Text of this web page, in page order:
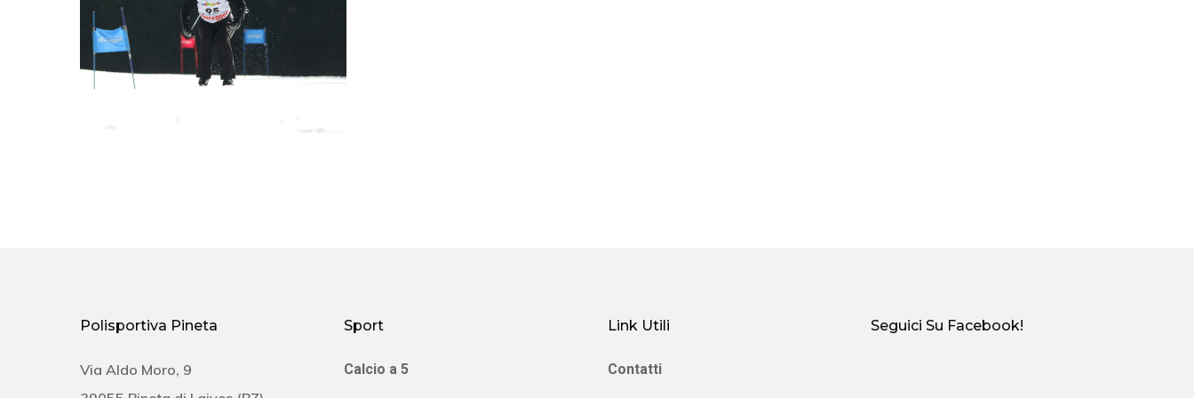
Polisportiva Pineta
Via Aldo Moro, 9
Sport
Calcio a 5
Link Utili
Contatti
Seguici Su Facebook!